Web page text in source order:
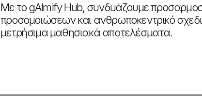
Με το gAImify Hub, συνδυάζουμε
προσομοιώσεων και ανθρωποκεντρικό
μετρήσιμα μαθησιακά αποτελέσματα.